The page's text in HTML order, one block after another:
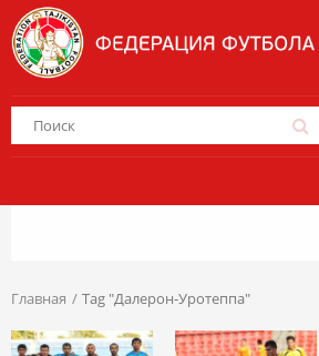
Главная Tag "Далерон-Уротеппа"